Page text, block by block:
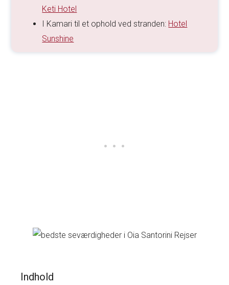
Keti Hotel
I Kamari til et ophold ved stranden: Hotel
Sunshine
Indhold